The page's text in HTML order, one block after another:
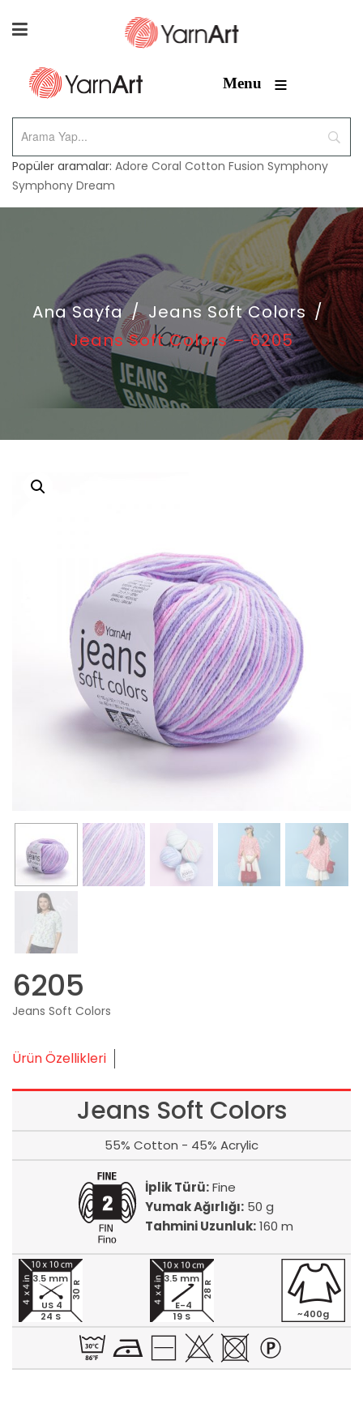
Menu ≡
Popüler aramalar: Adore Coral Cotton Fusion Symphony
Symphony Dream
Ana Sayfa / Jeans Soft Colors /
Jeans Soft Colors – 6205
6205
Jeans Soft Colors
Ürün Özellikleri
Jeans Soft Colors
55% Cotton - 45% Acrylic
İplik Türü:Fine
Yumak Ağırlığı:50 g
Tahmini Uzunluk:160 m
24 S
30 R
3.5 mm
US 4
19 S
28 R
3.5 mm
E-4
~400g